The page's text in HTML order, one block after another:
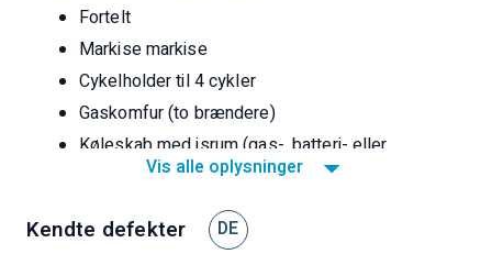
Fortelt
Markise markise
Cykelholder til 4 cykler
Gaskomfur (to brændere)
Køleskab med isrum (gas-, batteri- eller
landstrømsdrift)
luftcirkulationsvarme)
Vis alle oplysninger
Kendte defekter DE